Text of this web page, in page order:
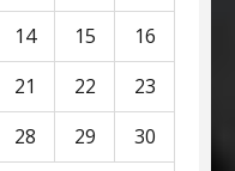
14 15
16
21 22
23
28 29
30